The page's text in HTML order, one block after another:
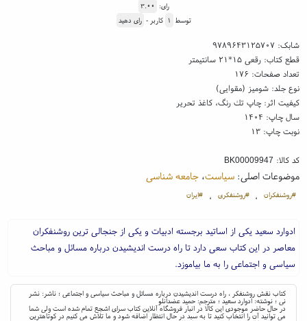
رای: ۳.۰۰
توسط ۱ کاربر - رای دهید
شابک: ۹۷۸۹۶۴۳۱۲۵۷۰۷
قطع کتاب: رقعی ۱۵*۲۱ سانتیمتر
تعداد صفحات: ۱۷۶
نوع جلد: شومیز (مقوایی)
کیفیت اثر: چاپ تك رنگ، کاغذ تحریر
سال چاپ: ۱۴۰۴
نوبت چاپ: ۱۳
کد کالا: BK00009947
موضوعات اصلی:سیاست،جامعه شناسی
#روشنفکران ، #روشنفکری ، #ایران
ادوارد سعید یکی از اساتید برجسته ادبیات و یکی از جنجالی ترین روشنفکران
معاصر در این کتاب سعی دارد تا راه درست اندیشیدن درباره مسائل و مباحث
سیاسی و اجتماعی را به ما بیاموزد.
کتاب نقش روشنفکر ، راه درست اندیشیدن درباره مسائل و مباحث سیاسی و اجتماعی ؛ ناشر: نشر
نی ؛ نوشته: ادوارد سعید ؛ مترجم: حمید عضدانلو
در حال حاضر موجودی این کالا در انبار فروشگاه آنلاین کتاب سرای اشجع تمام شده است ولی شما
می توانید آن را انتخاب کنید تا به سبد در حال انتظار اضافه شود و ما تلاش می کنیم در کوتاهترین